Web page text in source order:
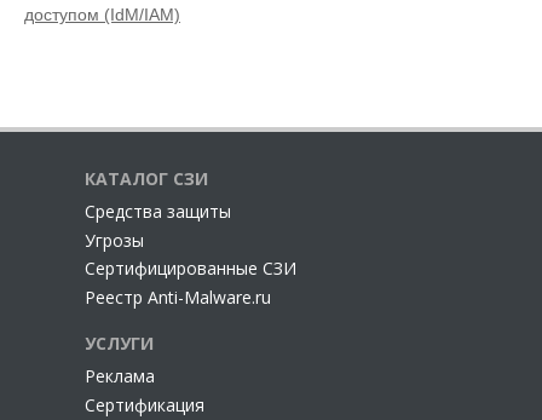
доступом (IdM/IAM)
КАТАЛОГ СЗИ
Cредства защиты
Угрозы
Сертифицированные СЗИ
Реестр Anti-Malware.ru
УСЛУГИ
Реклама
Сертификация